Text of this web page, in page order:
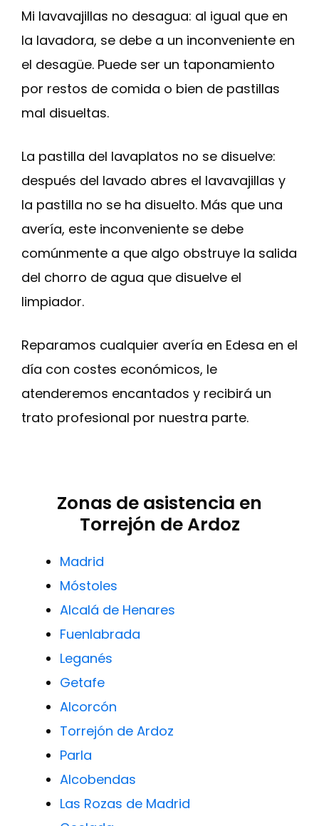
Mi lavavajillas no desagua: al igual que en
la lavadora, se debe a un inconveniente en
el desagüe. Puede ser un taponamiento
por restos de comida o bien de pastillas
mal disueltas.
La pastilla del lavaplatos no se disuelve:
después del lavado abres el lavavajillas y
la pastilla no se ha disuelto. Más que una
avería, este inconveniente se debe
comúnmente a que algo obstruye la salida
del chorro de agua que disuelve el
limpiador.
Reparamos cualquier avería en Edesa en el
día con costes económicos, le
atenderemos encantados y recibirá un
trato profesional por nuestra parte.
Zonas de asistencia en
Torrejón de Ardoz
Madrid
Móstoles
Alcalá de Henares
Fuenlabrada
Leganés
Getafe
Alcorcón
Torrejón de Ardoz
Parla
Alcobendas
Las Rozas de Madrid